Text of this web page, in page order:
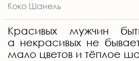
Коко Шанель
Красивых мужчин
а некрасивых не
мало цветов и тёплое